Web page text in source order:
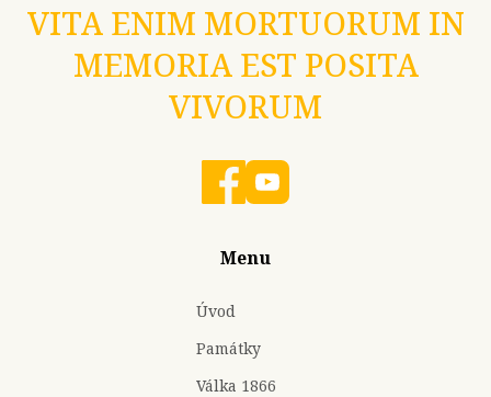
VITA ENIM MORTUORUM IN
MEMORIA EST POSITA
VIVORUM
Menu
Úvod
Památky
Válka 1866